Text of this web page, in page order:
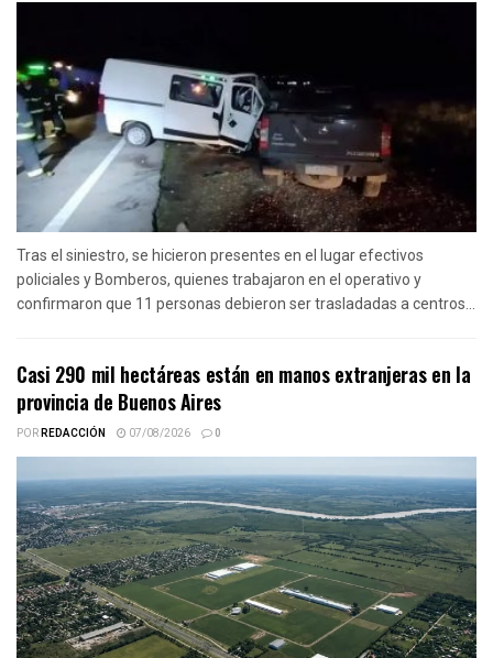
Tras el siniestro, se hicieron presentes en el lugar efectivos
policiales y Bomberos, quienes trabajaron en el operativo y
confirmaron que 11 personas debieron ser trasladadas a centros...
Casi 290 mil hectáreas están en manos extranjeras en la
provincia de Buenos Aires
PORREDACCIÓN 07/08/2026 0